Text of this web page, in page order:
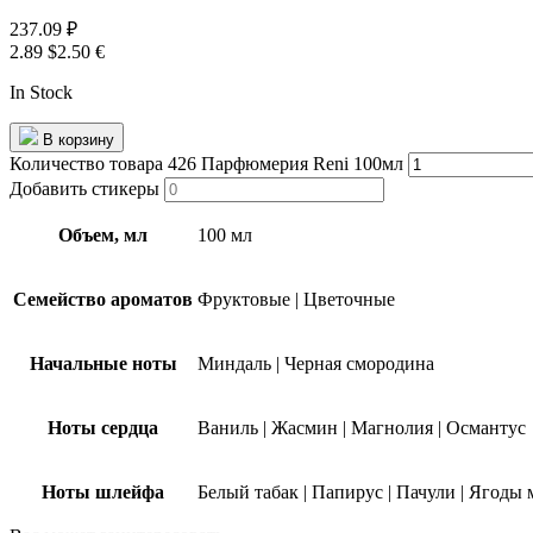
237.09 ₽
2.89 $2.50 €
In Stock
В корзину
Количество товара 426 Парфюмерия Reni 100мл
Добавить стикеры
Объем, мл 100 мл
Семейство ароматов Фруктовые | Цветочные
Начальные ноты Миндаль | Черная смородина
Ноты сердца Ваниль | Жасмин | Магнолия | Османтус
Ноты шлейфа Белый табак | Папирус | Пачули | Ягоды